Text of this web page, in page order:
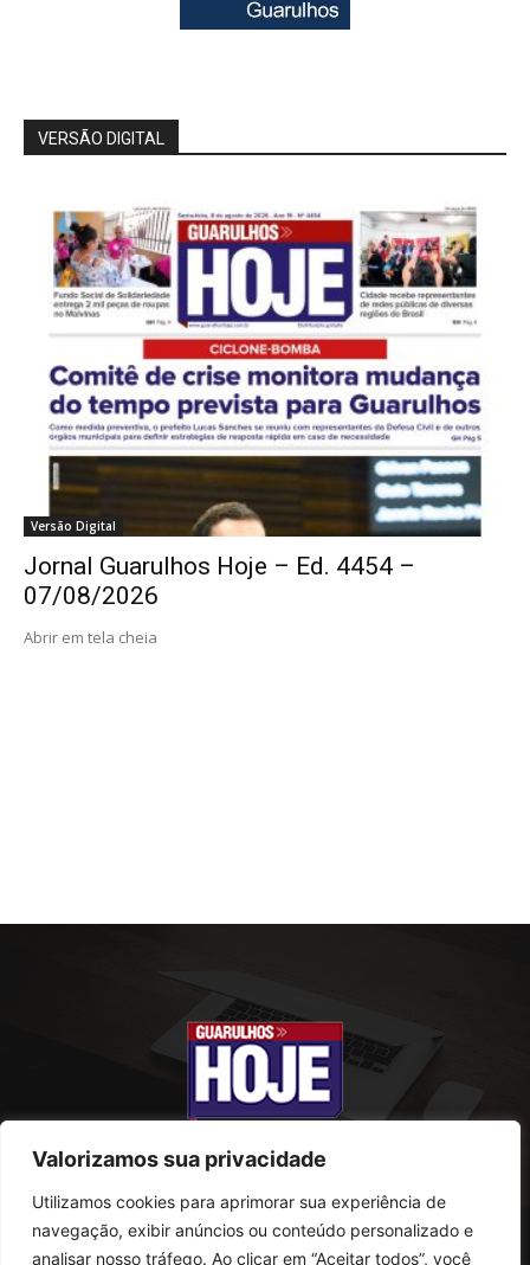
Valorizamos sua privacidade
Utilizamos cookies para aprimorar sua experiência de
navegação, exibir anúncios ou conteúdo personalizado e
analisar nosso tráfego. Ao clicar em “Aceitar todos”, você
VERSÃO DIGITAL
Versão Digital
Jornal Guarulhos Hoje – Ed. 4454 –
07/08/2026
Abrir em tela cheia
SOBRE NÓS